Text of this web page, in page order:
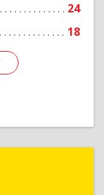
24
18